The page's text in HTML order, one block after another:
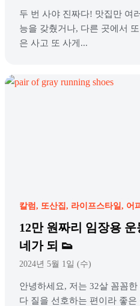
두 번 사야 진짜다! 맛집만 여
능을 갖췄거나, 다른 곳에서
은 사고 또 사게...
칼럼 또산집 라이프스타일 어
12만 원짜리 임장용
네가 되 👟
2024년 5월 1일 (수)
안녕하세요, 저는 32살 꼼꼼
다 질을 선호하는 편이라 좋